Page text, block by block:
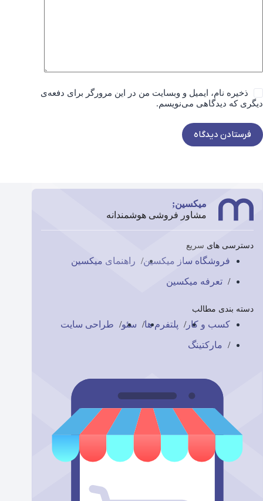
ذخیره نام، ایمیل و وبسایت من در این مرورگر برای دفعه‌ی
دیگری که دیدگاهی می‌نویسم.
فرستادن دیدگاه
میکسین;
مشاور فروشی هوشمندانه
دسترسی های سریع
فروشگاه ساز میکسین راهنمای میکسین
تعرفه میکسین
دسته بندی مطالب
کسب و کار پلتفرم ها سئو طراحی سایت
مارکتینگ